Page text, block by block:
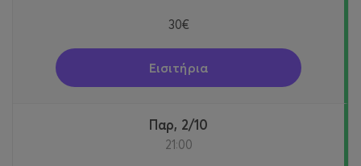
30€
Εισιτήρια
Παρ, 2/10
21:00